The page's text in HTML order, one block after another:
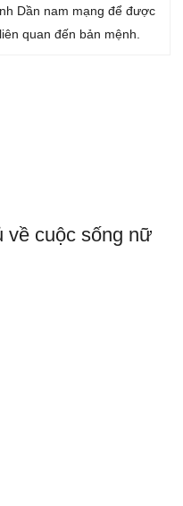
Dần nam mạng để được
quan đến bản mệnh.
về cuộc sống nữ